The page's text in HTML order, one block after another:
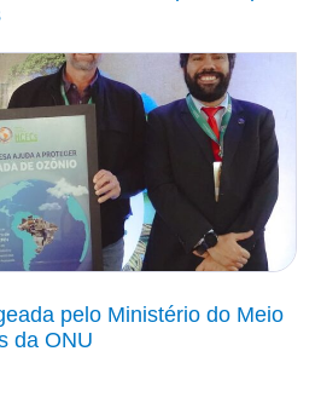
pelo Ministério do Meio
da ONU